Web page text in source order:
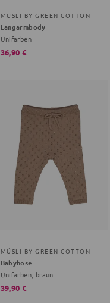
MÜSLI BY GREEN COTTON
Langarmbody
Unifarben
36,90 €
MÜSLI BY GREEN COTTON
Babyhose
Unifarben, braun
39,90 €